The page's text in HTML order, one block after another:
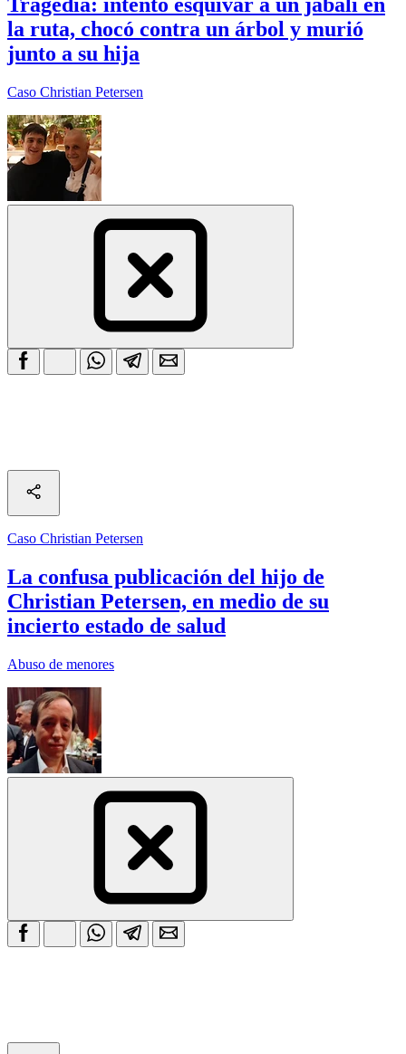
la ruta, chocó contra un árbol y murió
junto a su hija
Caso Christian Petersen
Caso Christian Petersen
La confusa publicación del hijo de
Christian Petersen, en medio de su
incierto estado de salud
Abuso de menores